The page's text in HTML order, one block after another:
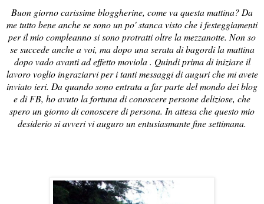
Buon giorno carissime bloggherine, come va questa mattina? Da
me tutto bene anche se sono un po' stanca visto che i festeggiamenti
per il mio compleanno si sono protratti oltre la mezzanotte. Non so
se succede anche a voi, ma dopo una serata di bagordi la mattina
dopo vado avanti ad effetto moviola . Quindi prima di iniziare il
lavoro voglio ingraziarvi per i tanti messaggi di auguri che mi avete
inviato ieri. Da quando sono entrata a far parte del mondo dei blog
e di FB, ho avuto la fortuna di conoscere persone deliziose, che
spero un giorno di conoscere di persona. In attesa che questo mio
desiderio si avveri vi auguro un entusiasmante fine settimana.